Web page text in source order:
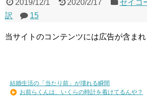
2019/12/1 2020/2/17 セイコ
訳
15
当サイトのコンテンツには広告が含まれ
結婚生活の「当たり前」が壊れる瞬間
お前らくんは、いくらの時計を着けてるんや？